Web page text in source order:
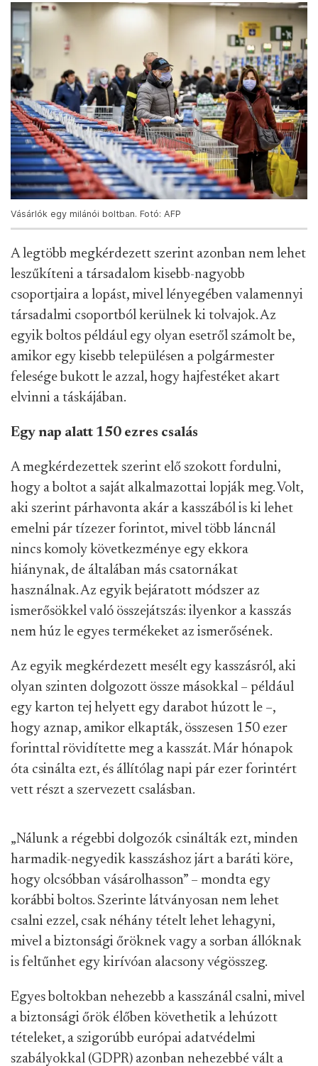
Vásárlók egy milánói boltban. Fotó: AFP
A legtöbb megkérdezett szerint azonban nem lehet
leszűkíteni a társadalom kisebb-nagyobb
csoportjaira a lopást, mivel lényegében valamennyi
társadalmi csoportból kerülnek ki tolvajok. Az
egyik boltos például egy olyan esetről számolt be,
amikor egy kisebb településen a polgármester
felesége bukott le azzal, hogy hajfestéket akart
elvinni a táskájában.
Egy nap alatt 150 ezres csalás
A megkérdezettek szerint elő szokott fordulni,
hogy a boltot a saját alkalmazottai lopják meg. Volt,
aki szerint párhavonta akár a kasszából is ki lehet
emelni pár tízezer forintot, mivel több láncnál
nincs komoly következménye egy ekkora
hiánynak, de általában más csatornákat
használnak. Az egyik bejáratott módszer az
ismerősökkel való összejátszás: ilyenkor a kasszás
nem húz le egyes termékeket az ismerősének.
Az egyik megkérdezett mesélt egy kasszásról, aki
olyan szinten dolgozott össze másokkal – például
egy karton tej helyett egy darabot húzott le –,
hogy aznap, amikor elkapták, összesen 150 ezer
forinttal rövidítette meg a kasszát. Már hónapok
óta csinálta ezt, és állítólag napi pár ezer forintért
vett részt a szervezett csalásban.
„Nálunk a régebbi dolgozók csinálták ezt, minden
harmadik-negyedik kasszáshoz járt a baráti köre,
hogy olcsóbban vásárolhasson” – mondta egy
korábbi boltos. Szerinte látványosan nem lehet
csalni ezzel, csak néhány tételt lehet lehagyni,
mivel a biztonsági őröknek vagy a sorban állóknak
is feltűnhet egy kirívóan alacsony végösszeg.
Egyes boltokban nehezebb a kasszánál csalni, mivel
a biztonsági őrök élőben követhetik a lehúzott
tételeket, a szigorúbb európai adatvédelmi
szabályokkal (GDPR) azonban nehezebbé vált a